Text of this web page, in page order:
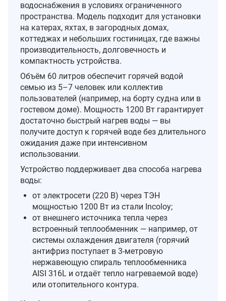
водоснабжения в условиях ограниченного
пространства. Модель подходит для установки
на катерах, яхтах, в загородных домах,
коттеджах и небольших гостиницах, где важны
производительность, долговечность и
компактность устройства.
Объём 60 литров обеспечит горячей водой
семью из 5–7 человек или коллектив
пользователей (например, на борту судна или в
гостевом доме). Мощность 1200 Вт гарантирует
достаточно быстрый нагрев воды — вы
получите доступ к горячей воде без длительного
ожидания даже при интенсивном
использовании.
Устройство поддерживает два способа нагрева
воды:
от электросети (220 В) через ТЭН
мощностью 1200 Вт из стали Incoloy;
от внешнего источника тепла через
встроенный теплообменник — например, от
системы охлаждения двигателя (горячий
антифриз поступает в 3‑метровую
нержавеющую спираль теплообменника
AISI 316L и отдаёт тепло нагреваемой воде)
или отопительного контура.